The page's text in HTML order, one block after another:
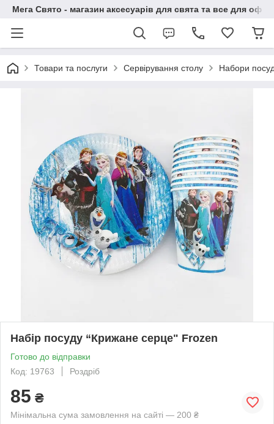
Мега Свято - магазин аксесуарів для свята та все для
Товари та послуги Сервірування столу Набори
Набір посуду “Крижане серце" Frozen
Готово до відправки
Код: 19763
Роздріб
85 ₴
Мінімальна сума замовлення на сайті — 200 ₴